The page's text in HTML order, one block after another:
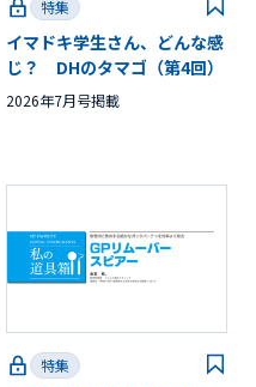
特集
イマドキ学生さん、どんな感
じ？ DHのタマゴ（第4回）
2026年7月号掲載
特集